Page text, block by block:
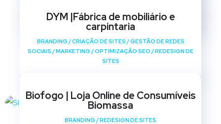
SITES
DYM |Fábrica de mobiliário e
carpintaria
BRANDING /CRIAÇÃO DE SITES /GESTÃO DE REDES
SOCIAIS /MARKETING /OPTIMIZAÇÃO SEO /REDESIGN DE
SITES
Biofogo | Loja Online de Consumíveis
Biomassa
BRANDING /REDESIGN DE SITES